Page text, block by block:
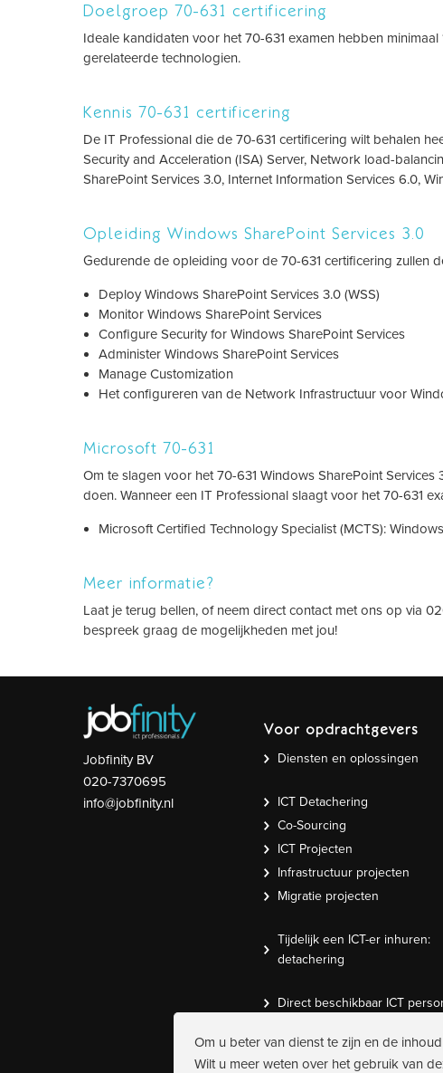
Doelgroep 70-631 certificering
Ideale kandidaten voor het 70-631 examen hebben
gerelateerde technologien.
Kennis 70-631 certificering
De IT Professional die de 70-631 certificering wilt behalen
Security and Acceleration (ISA) Server, Network load-
SharePoint Services 3.0, Internet Information Services 6.0,
Opleiding Windows SharePoint Services 3.0
Gedurende de opleiding voor de 70-631 certificering zullen
Deploy Windows SharePoint Services 3.0 (WSS)
Monitor Windows SharePoint Services
Configure Security for Windows SharePoint Services
Administer Windows SharePoint Services
Manage Customization
Het configureren van de Network Infrastructuur voor
Microsoft 70-631
Om te slagen voor het 70-631 Windows SharePoint
doen. Wanneer een IT Professional slaagt voor het 70-631
Microsoft Certified Technology Specialist (MCTS):
Meer informatie?
Laat je terug bellen, of neem direct contact met ons op via
bespreek graag de mogelijkheden met jou!
Jobfinity BV
020-7370695
info@jobfinity.nl
Voor opdrachtgevers
Diensten en oplossingen
ICT Detachering
Co-Sourcing
ICT Projecten
Infrastructuur projecten
Migratie projecten
Tijdelijk een ICT-er inhuren:
detachering
Direct beschikbaar ICT
Om u beter van dienst te zijn en de
Wilt u meer weten over het gebruik van